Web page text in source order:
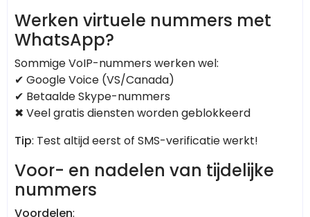
Werken virtuele nummers met
WhatsApp?
Sommige VoIP-nummers werken wel:
✔ Google Voice (VS/Canada)
✔ Betaalde Skype-nummers
✖ Veel gratis diensten worden geblokkeerd
Tip: Test altijd eerst of SMS-verificatie werkt!
Voor- en nadelen van tijdelijke
nummers
Voordelen: